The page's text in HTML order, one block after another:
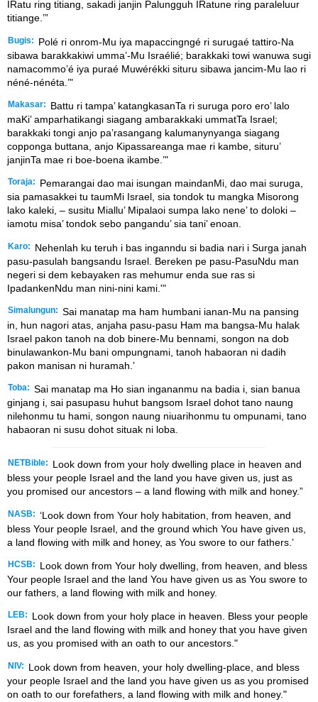
IRatu ring titiang, sakadi janjin Palungguh IRatune ring paraleluur
titiange.’”
Bugis:
Polé ri onrom-Mu iya mapaccingngé ri surugaé tattiro-Na
sibawa barakkakiwi umma’-Mu Israélié; barakkaki towi wanuwa sugi
namacommo’é iya puraé Muwérékki situru sibawa jancim-Mu lao ri
néné-nénéta.’"
Makasar:
Battu ri tampa’ katangkasanTa ri suruga poro ero’ lalo
maKi’ amparhatikangi siagang ambarakkaki ummatTa Israel;
barakkaki tongi anjo pa’rasangang kalumanynyanga siagang
copponga buttana, anjo Kipassareanga mae ri kambe, situru’
janjinTa mae ri boe-boena ikambe.’"
Toraja:
Pemarangai dao mai isungan maindanMi, dao mai suruga,
sia pamasakkei tu taumMi Israel, sia tondok tu mangka Misorong
lako kaleki, – susitu Miallu’ Mipalaoi sumpa lako nene’ to doloki –
iamotu misa’ tondok sebo pangandu’ sia tani’ enoan.
Karo:
Nehenlah ku teruh i bas inganndu si badia nari i Surga janah
pasu-pasulah bangsandu Israel. Bereken pe pasu-PasuNdu man
negeri si dem kebayaken ras mehumur enda sue ras si
IpadankenNdu man nini-nini kami.'"
Simalungun: Sai manatap ma ham humbani ianan-Mu na pansing
in, hun nagori atas, anjaha pasu-pasu Ham ma bangsa-Mu halak
Israel pakon tanoh na dob binere-Mu bennami, songon na dob
binulawankon-Mu bani ompungnami, tanoh habaoran ni dadih
pakon manisan ni huramah.ʼ
Toba: Sai manatap ma Ho sian ingananmu na badia i, sian banua
ginjang i, sai pasupasu huhut bangsom Israel dohot tano naung
nilehonmu tu hami, songon naung niuarihonmu tu ompunami, tano
habaoran ni susu dohot situak ni loba.
NETBible:
Look down from your holy dwelling place in heaven and
bless your people Israel and the land you have given us, just as
you promised our ancestors – a land flowing with milk and honey.”
NASB: ‘Look down from Your holy habitation, from heaven, and
bless Your people Israel, and the ground which You have given us,
a land flowing with milk and honey, as You swore to our fathers.’
HCSB:
Look down from Your holy dwelling, from heaven, and bless
Your people Israel and the land You have given us as You swore to
our fathers, a land flowing with milk and honey.
LEB:
Look down from your holy place in heaven. Bless your people
Israel and the land flowing with milk and honey that you have given
us, as you promised with an oath to our ancestors."
NIV:
Look down from heaven, your holy dwelling-place, and bless
your people Israel and the land you have given us as you promised
on oath to our forefathers, a land flowing with milk and honey."